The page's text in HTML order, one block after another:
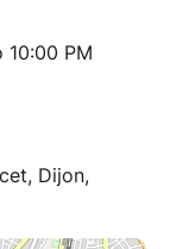
PM
Dijon,